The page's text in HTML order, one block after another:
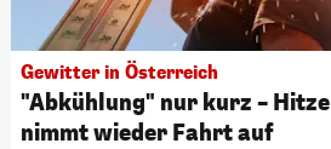
Gewitter in Österreich
"Abkühlung" nur kurz – Hitze
nimmt wieder Fahrt auf